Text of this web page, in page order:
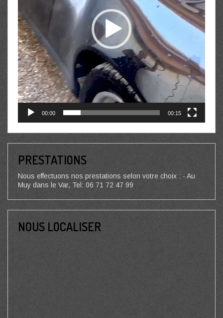
00:00 00:15
PRESTATIONS
Nous effectuons nos prestations selon votre choix : - Au
Muy dans le Var, Tel: 06 71 72 47 99
NOUS LOCALISER